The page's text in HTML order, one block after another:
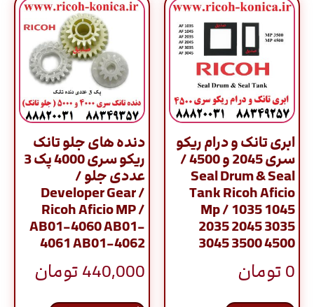
ابری تانک و درام ریکو
سری 2045 و 4500 /
Seal Drum & Seal
Tank Ricoh Aficio
Mp / 1035 1045
2035 2045 3035
3045 3500 4500
0تومان
دنده های جلو تانک
ریکو سری 4000 پک 3
عددی جلو /
Developer Gear /
Ricoh Aficio MP /
AB01-4060 AB01-
4061 AB01-4062
440,000تومان